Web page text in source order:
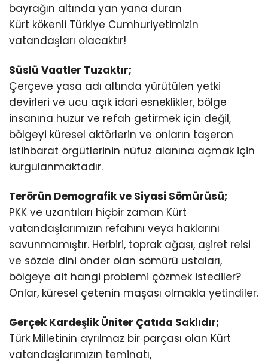
bayrağın altında yan yana duran
Kürt kökenli Türkiye Cumhuriyetimizin
vatandaşları olacaktır!
Süslü Vaatler Tuzaktır;
Çerçeve yasa adı altında yürütülen yetki
devirleri ve ucu açık idari esneklikler, bölge
insanına huzur ve refah getirmek için değil,
bölgeyi küresel aktörlerin ve onların taşeron
istihbarat örgütlerinin nüfuz alanına açmak için
kurgulanmaktadır.
Terörün Demografik ve Siyasi Sömürüsü;
PKK ve uzantıları hiçbir zaman Kürt
vatandaşlarımızın refahını veya haklarını
savunmamıştır. Herbiri, toprak ağası, aşiret reisi
ve sözde dini önder olan sömürü ustaları,
bölgeye ait hangi problemi çözmek istediler?
Onlar, küresel çetenin maşası olmakla yetindiler.
Gerçek Kardeşlik Üniter Çatıda Saklıdır;
Türk Milletinin ayrılmaz bir parçası olan Kürt
vatandaşlarımızın teminatı,